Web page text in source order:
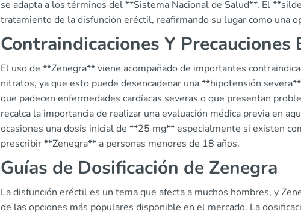
se adapta a los términos del **Sistema Nacional de Salud**. El
tratamiento de la disfunción eréctil, reafirmando su lugar como una
Contraindicaciones Y Precauciones
El uso de **Zenegra** viene acompañado de importantes
nitratos, ya que esto puede desencadenar una **hipotensión
que padecen enfermedades cardíacas severas o que presentan
recalca la importancia de realizar una evaluación médica previa en
ocasiones una dosis inicial de **25 mg** especialmente si existen
prescribir **Zenegra** a personas menores de 18 años.
Guías de Dosificación de Zenegra
La disfunción eréctil es un tema que afecta a muchos hombres, y
de las opciones más populares disponible en el mercado. La